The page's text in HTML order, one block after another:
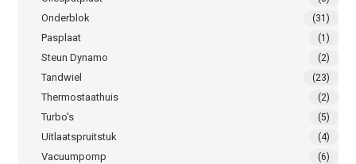
Onderblok (31)
Pasplaat (1)
Steun Dynamo (2)
Tandwiel (23)
Thermostaathuis (2)
Turbo's (5)
Uitlaatspruitstuk (4)
Vacuumpomp (6)